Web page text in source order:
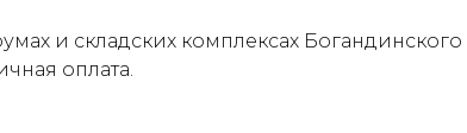
и складских комплексах
оплата.